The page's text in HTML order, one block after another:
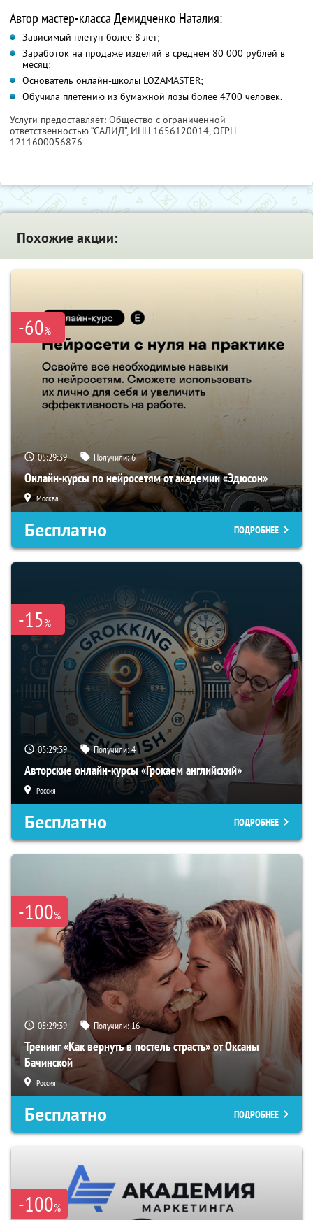
Автор мастер-класса Демидченко Наталия:
Зависимый плетун более 8 лет;
Заработок на продаже изделий в среднем 80 000 рублей в
месяц;
Основатель онлайн-школы LOZAMASTER;
Обучила плетению из бумажной лозы более 4700 человек.
Услуги предоставляет: Общество с ограниченной
ответственностью “САЛИД”, ИНН 1656120014, ОГРН
1211600056876
Похожие акции:
-60%
05:29:38 Получили:6
Онлайн-курсы по нейросетям от академии «Эдюсон»
Москва
Бесплатно ПОДРОБНЕЕ
-15%
05:29:38 Получили:4
Авторские онлайн-курсы «Грокаем английский»
Россия
Бесплатно ПОДРОБНЕЕ
-100%
05:29:38 Получили:16
Тренинг «Как вернуть в постель страсть» от Оксаны
Бачинской
Россия
Бесплатно ПОДРОБНЕЕ
-100%